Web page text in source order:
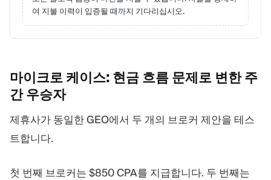
여 지불 이력이 입증될 때까지 기다리십시오.
마이크로 케이스: 현금 흐름 문제로 변한 주
간우승자
제휴사가 동일한 GEO에서 두 개의 브로커 제안을 테스
트합니다.
첫 번째 브로커는 $850 CPA를 지급합니다. 두 번째는